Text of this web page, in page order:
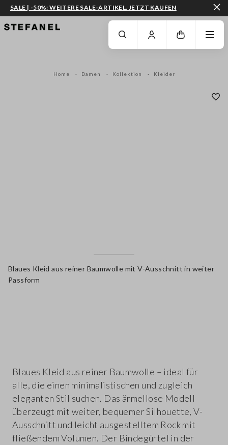
ZUM HAUPTINHALT SPRINGEN GEHEN SIE ZUM ENDE DER SEITE
SALE | -50%: WEITERE SALE-ARTIKEL. JETZT KAUFEN
Home Damen Kollektion Kleider
Blaues Kleid aus reiner Baumwolle mit V-Ausschnitt in weiter
Passform
Blaues Kleid aus reiner Baumwolle – ideal für
alle, die einen minimalistischen und zugleich
eleganten Stil suchen. Das ärmellose Modell
überzeugt mit weiter, bequemer Silhouette, V-
Ausschnitt und leicht ausgestelltem Rock mit
fließendem Volumen. Der Bindegürtel in der